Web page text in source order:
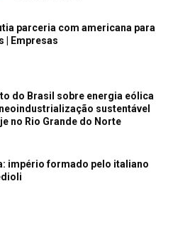
parceria com americana para
| Empresas
do Brasil sobre energia eólica
sustentável
no Rio Grande do Norte
império formado pelo italiano